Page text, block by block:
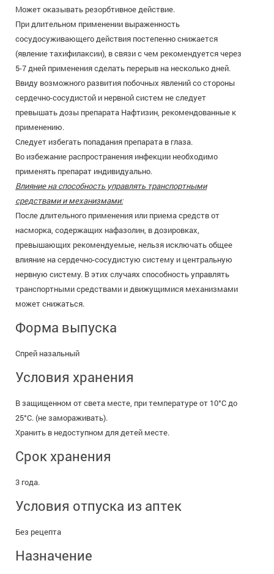
Может оказывать резорбтивное действие.
При длительном применении выраженность
сосудосуживающего действия постепенно снижается
(явление тахифилаксии), в связи с чем рекомендуется через
5-7 дней применения сделать перерыв на несколько дней.
Ввиду возможного развития побочных явлений со стороны
сердечно-сосудистой и нервной систем не следует
превышать дозы препарата Нафтизин, рекомендованные к
применению.
Следует избегать попадания препарата в глаза.
Во избежание распространения инфекции необходимо
применять препарат индивидуально.
Влияние на способность управлять транспортными
средствами и механизмами:
После длительного применения или приема средств от
насморка, содержащих нафазолин, в дозировках,
превышающих рекомендуемые, нельзя исключать общее
влияние на сердечно-сосудистую систему и центральную
нервную систему. В этих случаях способность управлять
транспортными средствами и движущимися механизмами
может снижаться.
Форма выпуска
Спрей назальный
Условия хранения
В защищенном от света месте, при температуре от 10°C до
25°C. (не замораживать).
Хранить в недоступном для детей месте.
Срок хранения
3 года.
Условия отпуска из аптек
Без рецепта
Назначение